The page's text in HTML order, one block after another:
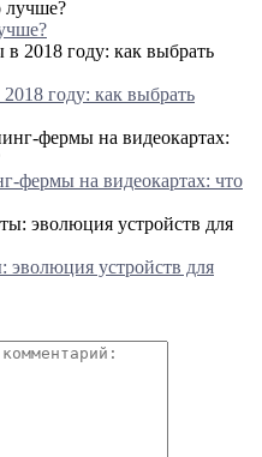
году: как выбрать
фермы на видеокартах: что
устройств для